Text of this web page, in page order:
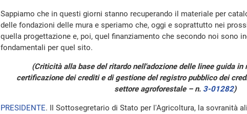
Sappiamo che in questi giorni stanno recuperando il materiale per
delle fondazioni delle mura e speriamo che, oggi e soprattutto nei
quella progettazione e, poi, quel finanziamento che secondo noi sono
fondamentali per quel sito.
(Criticità alla base del ritardo nell'adozione delle linee guida in
certificazione dei crediti e di gestione del registro pubblico dei
settore agroforestale – n. 3-01282)
PRESIDENTE. Il Sottosegretario di Stato per l'Agricoltura, la sovranità